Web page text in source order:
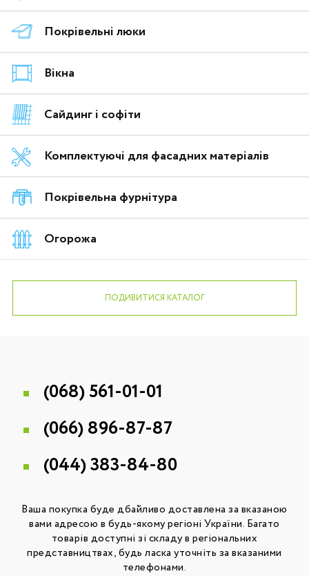
Покрівельні люки
Вікна
Сайдинг і софіти
Комплектуючі для фасадних матеріалів
Покрівельна фурнітура
Огорожа
ПОДИВИТИСЯ КАТАЛОГ
(068)561-01-01
(066)896-87-87
(044)383-84-80
Ваша покупка буде дбайливо доставлена за вказаною
вами адресою в будь-якому регіоні України. Багато
товарів доступні зі складу в регіональних
представництвах, будь ласка уточніть за вказаними
телефонами.